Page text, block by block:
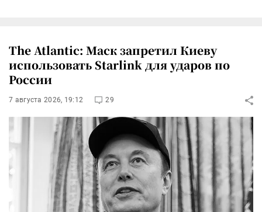
The Atlantic: Маск запретил Киеву
использовать Starlink для ударов по
России
7 августа 2026, 19:12 29